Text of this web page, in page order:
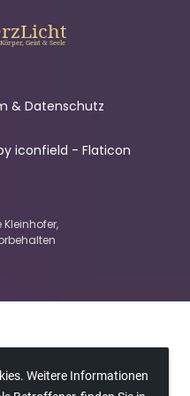
& Datenschutz
iconfield - Flaticon
Weitere Informationen